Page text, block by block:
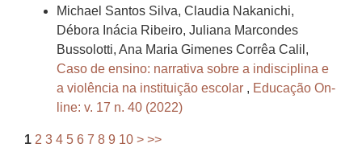
Michael Santos Silva, Claudia Nakanichi,
Débora Inácia Ribeiro, Juliana Marcondes
Bussolotti, Ana Maria Gimenes Corrêa Calil,
Caso de ensino: narrativa sobre a indisciplina e
a violência na instituição escolar , Educação On-
line: v. 17 n. 40 (2022)
1 2 3 4 5 6 7 8 9 10 > >>